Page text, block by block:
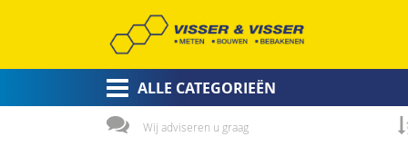
ALLE CATEGORIEËN
Wij adviseren u graag